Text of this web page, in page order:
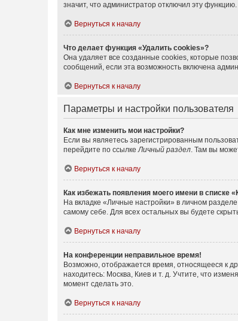
значит, что администратор отключил эту функцию.
Вернуться к началу
Что делает функция «Удалить cookies»?
Она удаляет все созданные cookies, которые
сообщений, если эта возможность включена
Вернуться к началу
Параметры и настройки пользователя
Как мне изменить мои настройки?
Если вы являетесь зарегистрированным
перейдите по ссылкеЛичный раздел. Там вы
Вернуться к началу
Как избежать появления моего имени в списке
На вкладке «Личные настройки» в личном
самому себе. Для всех остальных вы будете
Вернуться к началу
На конференции неправильное время!
Возможно, отображается время, относящееся к
находитесь: Москва, Киев и т. д. Учтите, что
момент сделать это.
Вернуться к началу